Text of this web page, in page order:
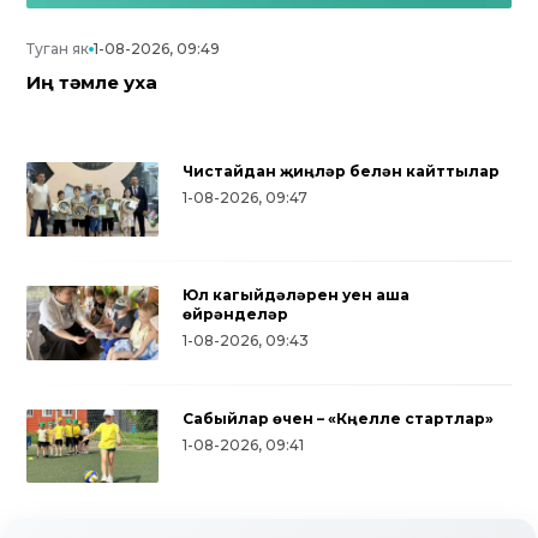
Туган як 1-08-2026, 09:49
Иң тәмле уха
Чистайдан җиңүләр белән кайттылар
1-08-2026, 09:47
Юл кагыйдәләрен уен аша
өйрәнделәр
1-08-2026, 09:43
Сабыйлар өчен – «Күңелле стартлар»
1-08-2026, 09:41